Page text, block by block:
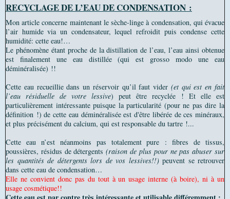
RECYCLAGE DE L’EAU DE CONDENSATION :
Mon article concerne maintenant le sèche-linge à condensation, qui évacue
l’air humide via un condensateur, lequel refroidit puis condense cette
humidité: cette eau!…
Le phénomène étant proche de la distillation de l’eau, l’eau ainsi obtenue
est finalement une eau distillée (qui est grosso modo une eau
déminéralisée) !!
Cette eau recueillie dans un réservoir qu’il faut vider (et qui est en fait
l’eau résiduelle de votre lessive) peut être recyclée ! Et elle est
particulièrement intéressante puisque la particularité (pour ne pas dire la
définition !) de cette eau déminéralisée est d'être libérée de ces minéraux,
et plus précisément du calcium, qui est responsable du tartre !...
Cette eau n’est néanmoins pas totalement pure : fibres de tissus,
poussières, résidus de détergents(raison de plus pour ne pas abuser sur
les quantités de détergents lors de vos lessives!!) peuvent se retrouver
dans cette eau de condensation…
Elle ne convient donc pas du tout à un usage interne (à boire), ni à un
usage cosmétique!!